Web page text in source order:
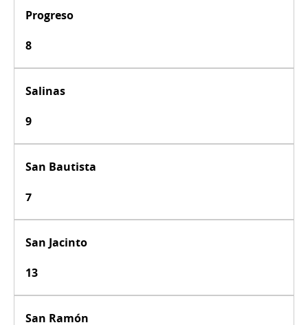
Progreso
8
Salinas
9
San Bautista
7
San Jacinto
13
San Ramón